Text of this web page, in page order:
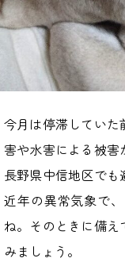
今月は停滞していた
害や水害による被
長野県中信地区でも
近年の異常気象で
ね。そのときに備
みましょう。